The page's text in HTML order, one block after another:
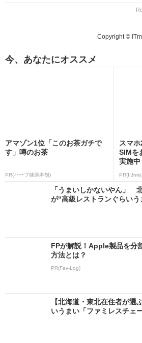
Copyright ©
今、あなたにオススメ
アマゾン1位「このお茶ガチで
す」噂のお茶
PR(ハーブ健康本舗)
スマ
SIMを
実施中
「うまいしかないやん」
が“高級レストランぐらい
FPが解説！Apple製品を分
方法とは？
PR(Fav-Log)
【北海道・東北在住者が選
いうまい「ファミレスチェ